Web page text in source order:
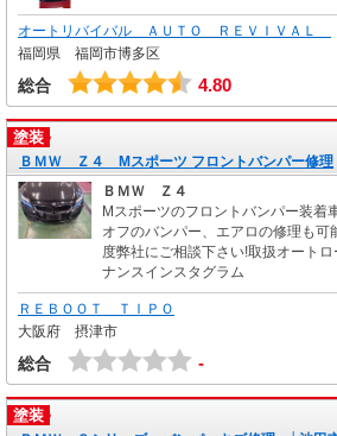
オートリバイバル ＡＵＴＯ ＲＥＶＩＶＡＬ
福岡県 福岡市博多区
総合 4.80
塗装
ＢＭＷ Ｚ４ Mスポーツ フロントバンパー修理
ＢＭＷ Ｚ４
Mスポーツのフロントバンパー装着
オフのバンパー、エアロの修理も可
度弊社にご相談下さい!取扱オート
ナンスインスタグラム
ＲＥＢＯＯＴ ＴＩＰＯ
大阪府 摂津市
総合 -
塗装